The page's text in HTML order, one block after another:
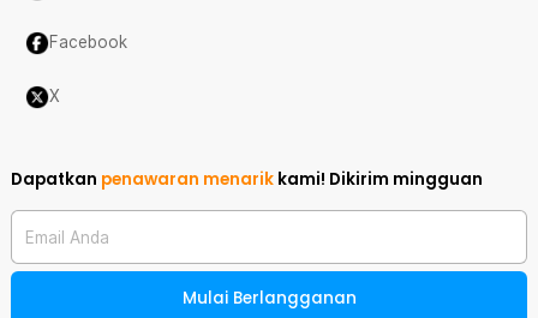
Facebook
X
Dapatkan penawaran menarik kami! Dikirim mingguan
Email Anda
Mulai Berlangganan